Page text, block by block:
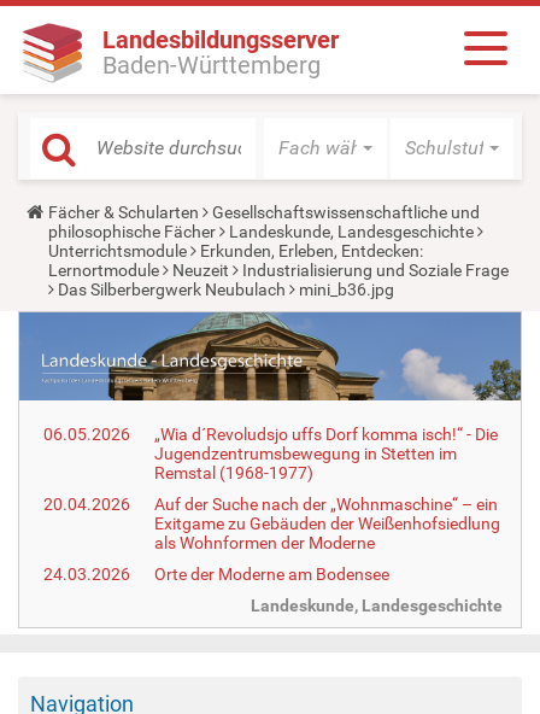
Landesbildungsserver
Baden-Württemberg
Fach wählen Schulstufe
Y
o
u
a
r
e
r
e
:
Fächer & Schularten
Gesellschaftswissenschaftliche und
philosophische Fächer
Landeskunde, Landesgeschichte
Unterrichtsmodule
Erkunden, Erleben, Entdecken:
Lernortmodule
Neuzeit
Industrialisierung und Soziale Frage
Das Silberbergwerk Neubulach
mini_b36.jpg
06.05.2026
„Wia d´Revoludsjo uffs Dorf komma isch!“ - Die
Jugendzentrumsbewegung in Stetten im
Remstal (1968-1977)
20.04.2026
Auf der Suche nach der „Wohnmaschine“ – ein
Exitgame zu Gebäuden der Weißenhofsiedlung
als Wohnformen der Moderne
24.03.2026
Orte der Moderne am Bodensee
Landeskunde, Landesgeschichte
Navigation